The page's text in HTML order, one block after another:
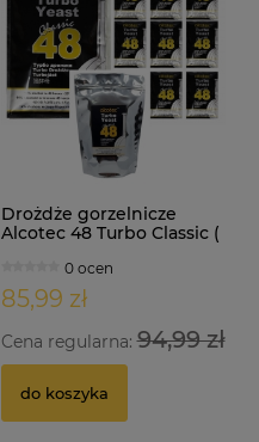
Drożdże gorzelnicze
Alcotec 48 Turbo Classic (
0 ocen
85,99 zł
Cena regularna:94,99 zł
do koszyka